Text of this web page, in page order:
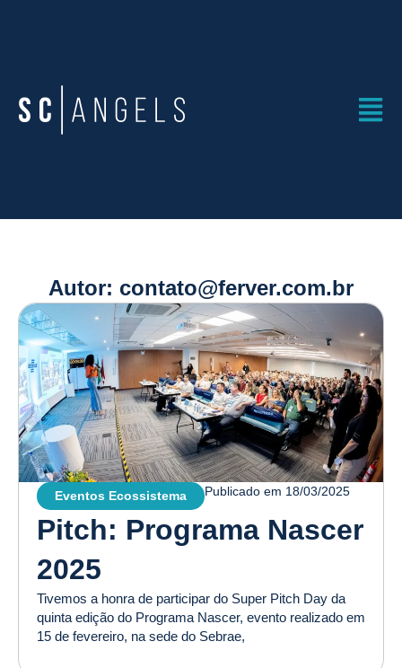
Autor: contato@ferver.com.br
Eventos Ecossistema Publicado em 18/03/2025
Pitch: Programa Nascer
2025
Tivemos a honra de participar do Super Pitch Day da
quinta edição do Programa Nascer, evento realizado em
15 de fevereiro, na sede do Sebrae,